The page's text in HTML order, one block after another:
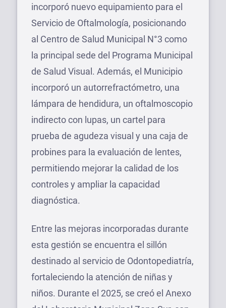
incorporó nuevo equipamiento para el
Servicio de Oftalmología, posicionando
al Centro de Salud Municipal N°3 como
la principal sede del Programa Municipal
de Salud Visual. Además, el Municipio
incorporó un autorrefractómetro, una
lámpara de hendidura, un oftalmoscopio
indirecto con lupas, un cartel para
prueba de agudeza visual y una caja de
probines para la evaluación de lentes,
permitiendo mejorar la calidad de los
controles y ampliar la capacidad
diagnóstica.
Entre las mejoras incorporadas durante
esta gestión se encuentra el sillón
destinado al servicio de Odontopediatría,
fortaleciendo la atención de niñas y
niños. Durante el 2025, se creó el Anexo